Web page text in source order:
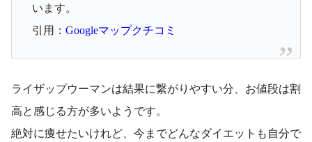
います。
引用： Googleマップクチコミ
ライザップウーマンは結果に繋がりやすい分、お値段は割
高と感じる方が多いようです。
絶対に痩せたいけれど、今までどんなダイエットも自分で